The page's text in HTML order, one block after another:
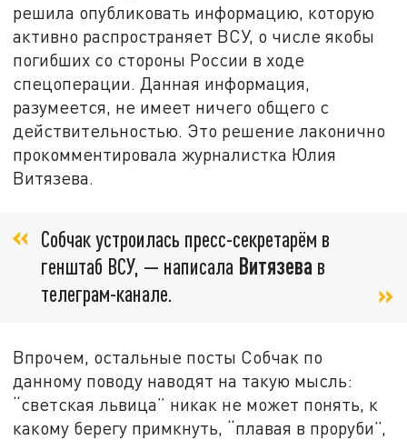
решила опубликовать информацию, которую
активно распространяет ВСУ, о числе якобы
погибших со стороны России в ходе
спецоперации. Данная информация,
разумеется, не имеет ничего общего с
действительностью. Это решение лаконично
прокомментировала журналистка Юлия
Витязева.
Собчак устроилась пресс-секретарём в
генштаб ВСУ, — написала Витязева в
телеграм-канале.
Впрочем, остальные посты Собчак по
данному поводу наводят на такую мысль:
“светская львица” никак не может понять, к
какому берегу примкнуть, “плавая в проруби”,